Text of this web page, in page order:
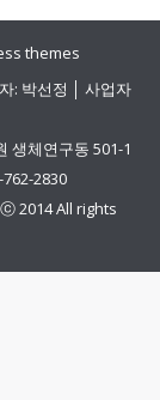
themes
: 박선정 │ 사업자
생체연구동 501-1
2830
2014 All rights